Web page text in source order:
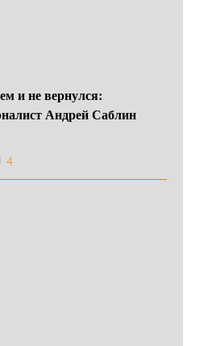
и не вернулся:
Андрей Саблин
4